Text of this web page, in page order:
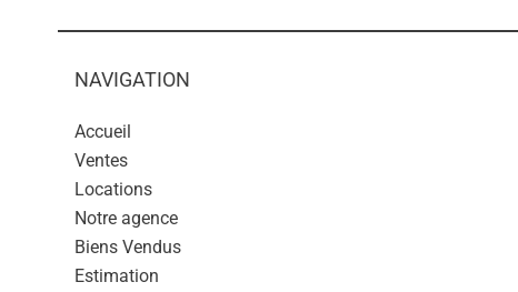
NAVIGATION
Accueil
Ventes
Locations
Notre agence
Biens Vendus
Estimation